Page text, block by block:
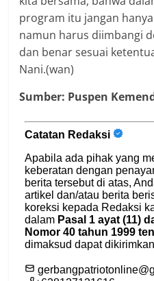
program itu jangan
namun harus diimbangi
dan benar sesuai
Nani.(wan)
Sumber: Puspen